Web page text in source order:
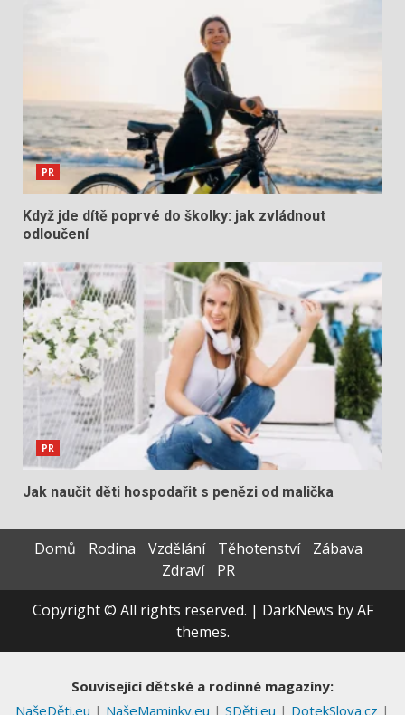
PR
Když jde dítě poprvé do školky: jak zvládnout
odloučení
PR
Jak naučit děti hospodařit s penězi od malička
Domů Rodina Vzdělání Těhotenství
Zábava
Zdraví
PR
Copyright © All rights reserved. | DarkNews by AF
themes.
Související dětské a rodinné magazíny:
NašeDěti.eu | NašeMaminky.eu | SDěti.eu | DotekSlova.cz |